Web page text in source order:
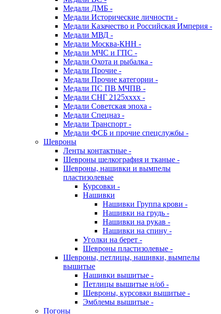
Медали ДМБ -
Медали Исторические личности -
Медали Казачество и Российская Империя -
Медали МВД -
Медали Москва-КНН -
Медали МЧС и ГПС -
Медали Охота и рыбалка -
Медали Прочие -
Медали Прочие категории -
Медали ПС ПВ МЧПВ -
Медали СНГ 2125хххх -
Медали Советская эпоха -
Медали Спецназ -
Медали Транспорт -
Медали ФСБ и прочие спецслужбы -
Шевроны
Ленты контактные -
Шевроны шелкография и тканые -
Шевроны, нашивки и вымпелы
пластизолевые
Курсовки -
Нашивки
Нашивки Группа крови -
Нашивки на грудь -
Нашивки на рукав -
Нашивки на спину -
Уголки на берет -
Шевроны пластизолевые -
Шевроны, петлицы, нашивки, вымпелы
вышитые
Нашивки вышитые -
Петлицы вышитые н/об -
Шевроны, курсовки вышитые -
Эмблемы вышитые -
Погоны